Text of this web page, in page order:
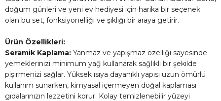
doğum günleri ve yeni ev hediyesi için harika bir seçenek
olan bu set, fonksiyonelliği ve şıklığı bir araya getirir.
Ürün Özellikleri:
Seramik Kaplama: Yanmaz ve yapışmaz özelliği sayesinde
yemeklerinizi minimum yağ kullanarak sağlıklı bir şekilde
pişirmenizi sağlar. Yüksek ısıya dayanıklı yapısı uzun ömürlü
kullanım sunarken, kimyasal içermeyen doğal kaplaması
gıdalarınızın lezzetini korur. Kolay temizlenebilir yüzeyi